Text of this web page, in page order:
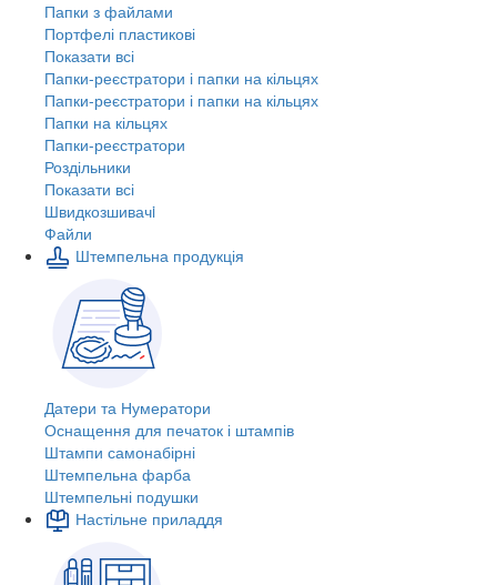
Папки з файлами
Портфелі пластикові
Показати всі
Папки-реєстратори і папки на кільцях
Папки-реєстратори і папки на кільцях
Папки на кільцях
Папки-реєстратори
Роздільники
Показати всі
Швидкозшивачi
Файли
Штемпельна продукція
Датери та Нумератори
Оснащення для печаток і штампів
Штампи самонабірні
Штемпельна фарба
Штемпельні подушки
Настільне приладдя